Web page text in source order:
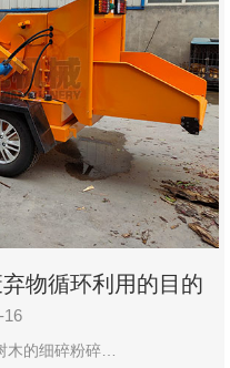
物循环利用的目的
16
木的细碎粉碎…